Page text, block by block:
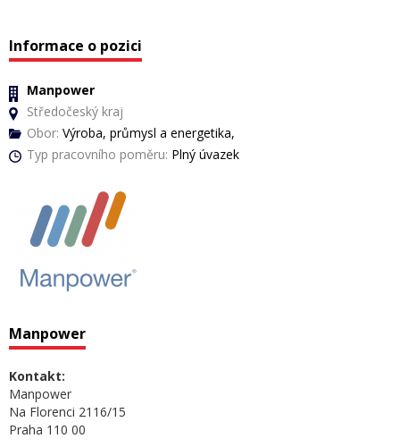
Informace o pozici
Manpower
Středočeský kraj
Obor: Výroba, průmysl a energetika,
Typ pracovního poměru: Plný úvazek
Manpower
Kontakt:
Manpower
Na Florenci 2116/15
Praha 110 00